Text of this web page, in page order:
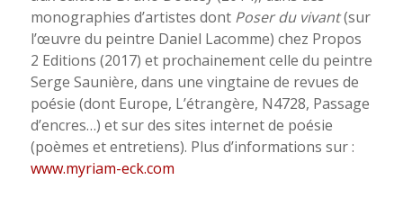
monographies d’artistes dont Poser du vivant(sur
l’œuvre du peintre Daniel Lacomme) chez Propos
2 Editions (2017) et prochainement celle du peintre
Serge Saunière, dans une vingtaine de revues de
poésie (dont Europe, L’étrangère, N4728, Passage
d’encres…) et sur des sites internet de poésie
(poèmes et entretiens). Plus d’informations sur :
www.myriam-eck.com